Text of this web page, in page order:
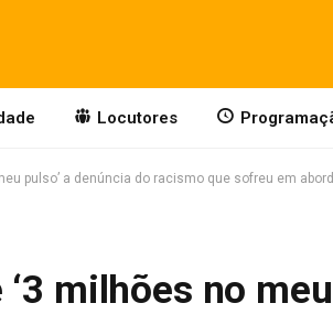
Locutores
pulso’ a denúncia do racismo que sofreu em
milhões no meu